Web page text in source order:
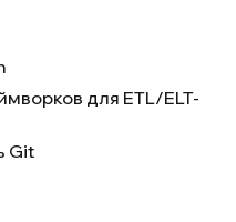
для ETL/ELT-
Git